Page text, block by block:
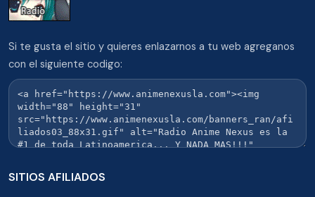
Si te gusta el sitio y quieres enlazarnos a tu web agreganos
con el siguiente codigo:
SITIOS AFILIADOS